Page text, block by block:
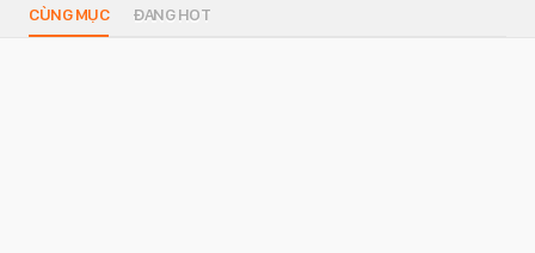
CÙNG MỤC ĐANG HOT